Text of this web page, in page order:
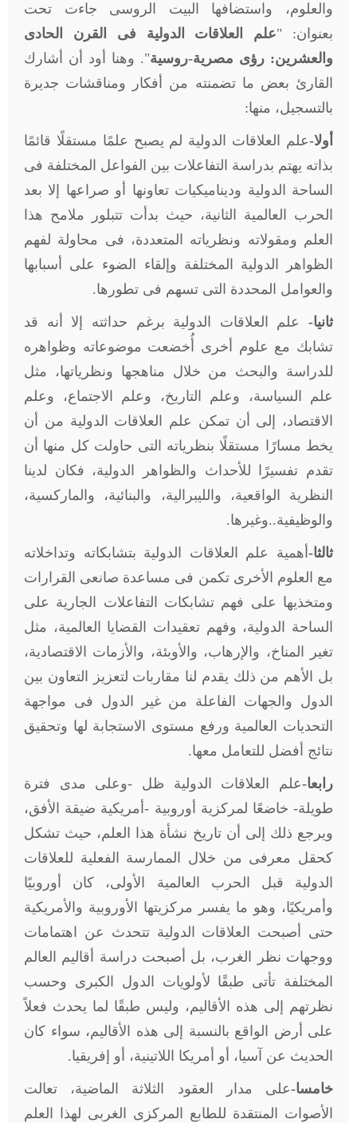
والعلوم، واستضافها البيت الروسى جاءت تحت
بعنوان: "علم العلاقات الدولية فى القرن الحادى
والعشرين: رؤى مصرية-روسية". وهنا أود أن أشارك
القارئ بعض ما تضمنته من أفكار ومناقشات جديرة
بالتسجيل، منها:
أولا-علم العلاقات الدولية لم يصبح علمًا مستقلًا قائمًا
بذاته يهتم بدراسة التفاعلات بين الفواعل المختلفة فى
الساحة الدولية وديناميكيات تعاونها أو صراعها إلا بعد
الحرب العالمية الثانية، حيث بدأت تتبلور ملامح هذا
العلم ومقولاته ونظرياته المتعددة، فى محاولة لفهم
الظواهر الدولية المختلفة وإلقاء الضوء على أسبابها
والعوامل المحددة التى تسهم فى تطورها.
ثانيا-
علم العلاقات الدولية برغم حداثته إلا أنه قد
تشابك مع علوم أخرى أُخضعت موضوعاته وظواهره
للدراسة والبحث من خلال مناهجها ونظرياتها، مثل
علم السياسة، وعلم التاريخ، وعلم الاجتماع، وعلم
الاقتصاد، إلى أن تمكن علم العلاقات الدولية من أن
يخط مسارًا مستقلًا بنظرياته التى حاولت كل منها أن
تقدم تفسيرًا للأحداث والظواهر الدولية، فكان لدينا
النظرية الواقعية، والليبرالية، والبنائية، والماركسية،
والوظيفية..وغيرها.
ثالثا- أهمية علم العلاقات الدولية بتشابكاته وتداخلاته
مع العلوم الأخرى تكمن فى مساعدة صانعى القرارات
ومتخذيها على فهم تشابكات التفاعلات الجارية على
الساحة الدولية، وفهم تعقيدات القضايا العالمية، مثل
تغير المناخ، والإرهاب، والأوبئة، والأزمات الاقتصادية،
بل الأهم من ذلك يقدم لنا مقاربات لتعزيز التعاون بين
الدول والجهات الفاعلة من غير الدول فى مواجهة
التحديات العالمية ورفع مستوى الاستجابة لها وتحقيق
نتائج أفضل للتعامل معها.
رابعا-علم العلاقات الدولية ظل -وعلى مدى فترة
طويلة- خاضعًا لمركزية أوروبية -أمريكية ضيقة الأفق،
ويرجع ذلك إلى أن تاريخ نشأة هذا العلم، حيث تشكل
كحقل معرفى من خلال الممارسة الفعلية للعلاقات
الدولية قبل الحرب العالمية الأولى، كان أوروبيًا
وأمريكيًا، وهو ما يفسر مركزيتها الأوروبية والأمريكية
حتى أصبحت العلاقات الدولية تتحدث عن اهتمامات
ووجهات نظر الغرب، بل أصبحت دراسة أقاليم العالم
المختلفة تأتى طبقًا لأولويات الدول الكبرى وحسب
نظرتهم إلى هذه الأقاليم، وليس طبقًا لما يحدث فعلاً
على أرض الواقع بالنسبة إلى هذه الأقاليم، سواء كان
الحديث عن آسيا، أو أمريكا اللاتينية، أو إفريقيا.
خامسا-على مدار العقود الثلاثة الماضية، تعالت
الأصوات المنتقدة للطابع المركزى الغربى لهذا العلم